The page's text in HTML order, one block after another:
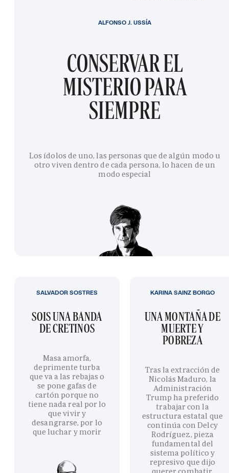
CONSERVAR EL
MISTERIO PARA
SIEMPRE
Los ídolos de uno, las personas que de algún modo u
otro viven dentro de cada persona, lo hacen de un
modo especial
ALFONSO J. USSÍA
SOIS UNA BANDA
DE CRETINOS
Masa amorfa,
deprimente turba
que va a las rebajas o
se pone gafas de
cartón porque no
tiene nada real por lo
que vivir y
desangrarse, por lo
que luchar y morir
SALVADOR SOSTRES
UNA MONTAÑA DE
MUERTE Y
POBREZA
Tras la extracción de
Nicolás Maduro, la
Administración
Trump ha preferido
trabajar con la
estructura estatal que
continúa con Delcy
Rodríguez, pieza
fundamental del
sistema político y
represivo que dijo
KARINA SAINZ BORGO